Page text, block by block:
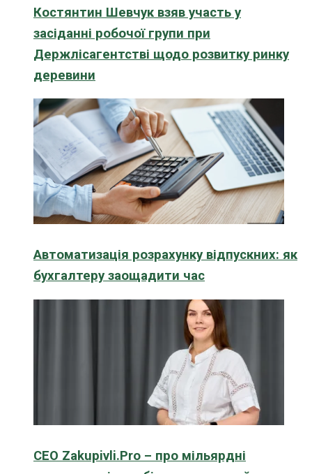
Костянтин Шевчук взяв участь у
засіданні робочої групи при
Держлісагентстві щодо розвитку ринку
деревини
Автоматизація розрахунку відпускних: як
бухгалтеру заощадити час
CEO Zakupivli.Pro – про мільярдні